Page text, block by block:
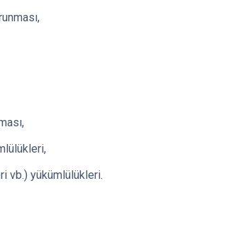
vb.) yükümlülükleri.